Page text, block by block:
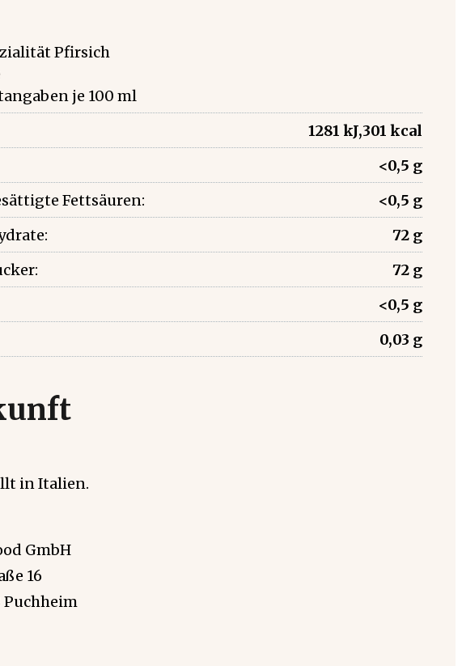
Pfirsich
je 100 ml
1281 kJ,301 kcal
<0,5 g
Fettsäuren:
<0,5 g
72 g
72 g
<0,5 g
0,03 g
in Italien.
GmbH
16
Puchheim